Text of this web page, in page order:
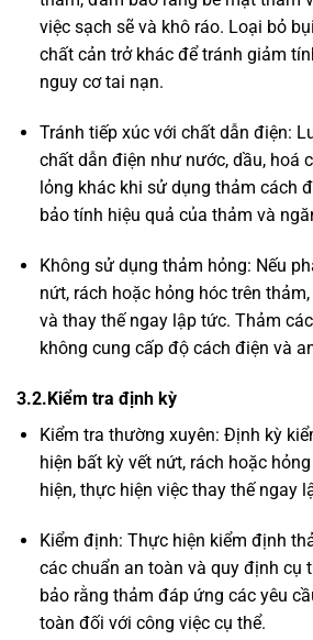
việc sạch sẽ và khô ráo. Loại bỏ
chất cản trở khác để tránh giảm
nguy cơ tai nạn.
Tránh tiếp xúc với chất dẫn điện:
chất dẫn điện như nước, dầu, hoá
lỏng khác khi sử dụng thảm cách
bảo tính hiệu quả của thảm và
Không sử dụng thảm hỏng: Nếu
nứt, rách hoặc hỏng hóc trên
và thay thế ngay lập tức. Thảm
không cung cấp độ cách điện và
3.2.Kiểm tra định kỳ
Kiểm tra thường xuyên: Định kỳ
hiện bất kỳ vết nứt, rách hoặc
hiện, thực hiện việc thay thế ngay
Kiểm định: Thực hiện kiểm định
các chuẩn an toàn và quy định cụ
bảo rằng thảm đáp ứng các yêu
toàn đối với công việc cụ thể.